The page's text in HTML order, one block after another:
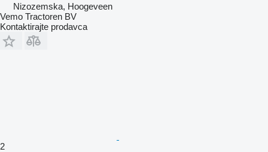
Nizozemska, Hoogeveen
Vemo Tractoren BV
Kontaktirajte prodavca
2